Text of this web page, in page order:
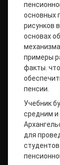
основных
рисунков
основах
примеры
факты.
пенсии.
Учебник
средним
для